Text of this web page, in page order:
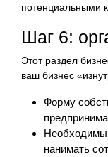
потенциальными
Шаг 6:
Этот раздел
ваш бизнес
Форму
нанимать